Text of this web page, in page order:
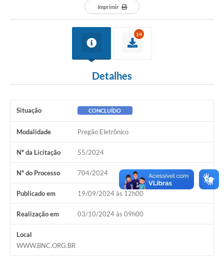
Queimada é crime! Denuncie!
Protocolo - Instruções e modelos de requerimentos
Editais
Formulários
Ouvidoria
SIC
Conselhos Municipais
Telefones Úteis
Links úteis
Imprimir
14
Detalhes
Situação CONCLUÍDO
Modalidade Pregão Eletrônico
Nº da Licitação 55/2024
Nº do Processo 704/2024
Publicado em 19/09/2024 às 12h00
Realização em 03/10/2024 às 09h00
Local
WWW.BNC.ORG.BR